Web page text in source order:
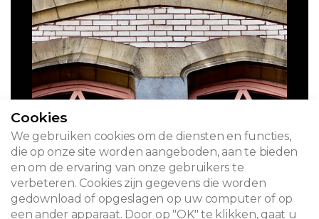
Cookies
We gebruiken cookies om de diensten en functies,
die op onze site worden aangeboden, aan te bieden
en om de ervaring van onze gebruikers te
verbeteren. Cookies zijn gegevens die worden
gedownload of opgeslagen op uw computer of op
een ander apparaat. Door op "OK" te klikken, gaat u